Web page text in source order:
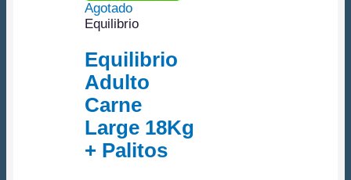
Agotado
Equilibrio
Equilibrio
Adulto
Carne
Large 18Kg
+ Palitos